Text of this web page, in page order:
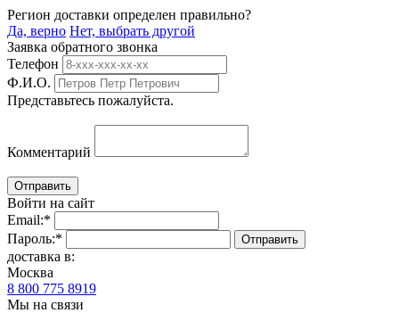
Регион доставки определен правильно?
Да, верно Нет, выбрать другой
Заявка обратного звонка
Телефон
Ф.И.О.
Представьтесь пожалуйста.
Комментарий
Войти на сайт
Email:*
Пароль:*
доставка в:
Москва
8 800 775 8919
Мы на связи